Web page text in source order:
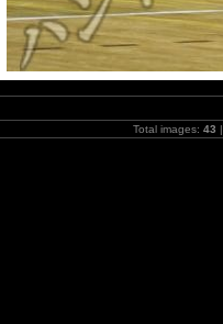
Total images: 43